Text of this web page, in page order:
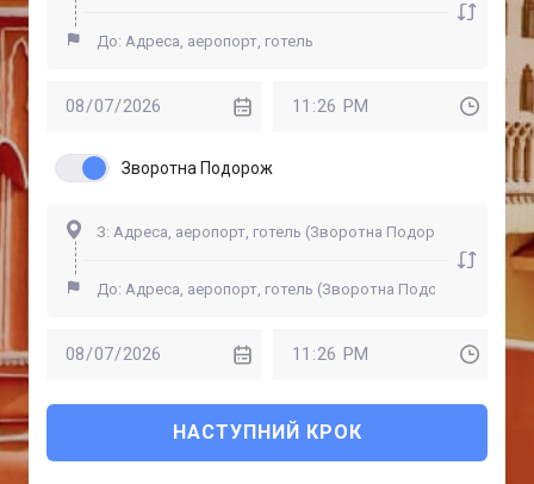
Зворотна Подорож
НАСТУПНИЙ КРОК